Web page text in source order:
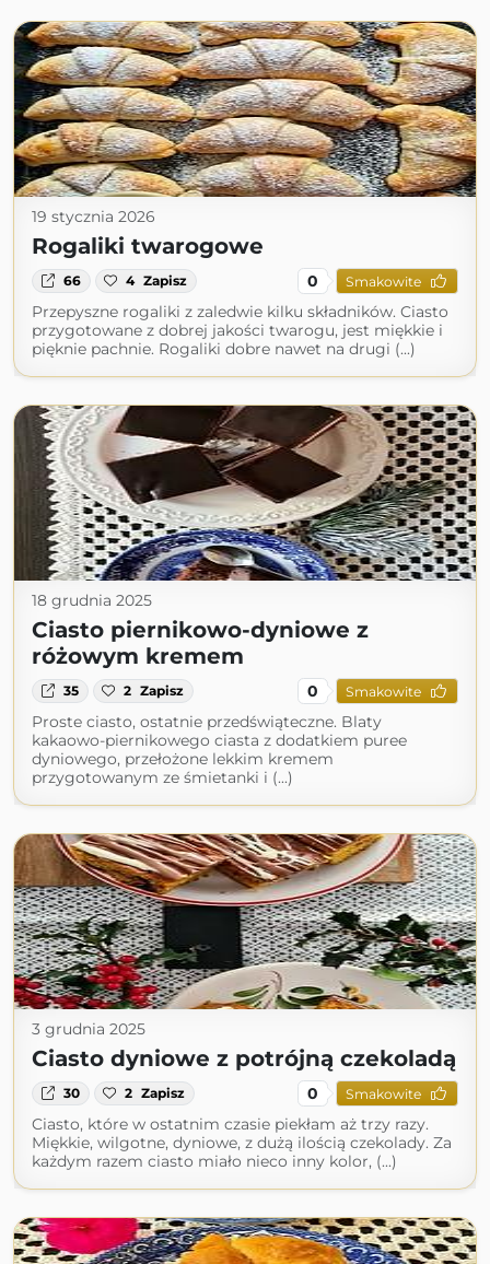
19 stycznia 2026
Rogaliki twarogowe
66 4 Zapisz 0 Smakowite
Przepyszne rogaliki z zaledwie kilku składników. Ciasto
przygotowane z dobrej jakości twarogu, jest miękkie i
pięknie pachnie. Rogaliki dobre nawet na drugi (...)
18 grudnia 2025
Ciasto piernikowo-dyniowe z
różowym kremem
35 2 Zapisz 0 Smakowite
Proste ciasto, ostatnie przedświąteczne. Blaty
kakaowo-piernikowego ciasta z dodatkiem puree
dyniowego, przełożone lekkim kremem
przygotowanym ze śmietanki i (...)
3 grudnia 2025
Ciasto dyniowe z potrójną czekoladą
30 2 Zapisz 0 Smakowite
Ciasto, które w ostatnim czasie piekłam aż trzy razy.
Miękkie, wilgotne, dyniowe, z dużą ilością czekolady. Za
każdym razem ciasto miało nieco inny kolor, (...)